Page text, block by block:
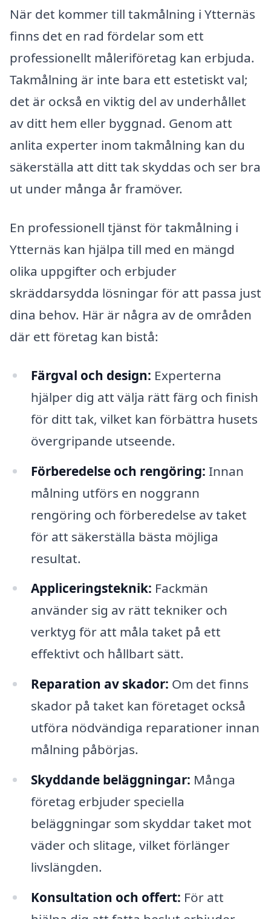
När det kommer till takmålning i Ytternäs
finns det en rad fördelar som ett
professionellt måleriföretag kan erbjuda.
Takmålning är inte bara ett estetiskt val;
det är också en viktig del av underhållet
av ditt hem eller byggnad. Genom att
anlita experter inom takmålning kan du
säkerställa att ditt tak skyddas och ser bra
ut under många år framöver.
En professionell tjänst för takmålning i
Ytternäs kan hjälpa till med en mängd
olika uppgifter och erbjuder
skräddarsydda lösningar för att passa just
dina behov. Här är några av de områden
där ett företag kan bistå:
Färgval och design: Experterna
hjälper dig att välja rätt färg och finish
för ditt tak, vilket kan förbättra husets
övergripande utseende.
Förberedelse och rengöring: Innan
målning utförs en noggrann
rengöring och förberedelse av taket
för att säkerställa bästa möjliga
resultat.
Appliceringsteknik: Fackmän
använder sig av rätt tekniker och
verktyg för att måla taket på ett
effektivt och hållbart sätt.
Reparation av skador: Om det finns
skador på taket kan företaget också
utföra nödvändiga reparationer innan
målning påbörjas.
Skyddande beläggningar: Många
företag erbjuder speciella
beläggningar som skyddar taket mot
väder och slitage, vilket förlänger
livslängden.
Konsultation och offert: För att